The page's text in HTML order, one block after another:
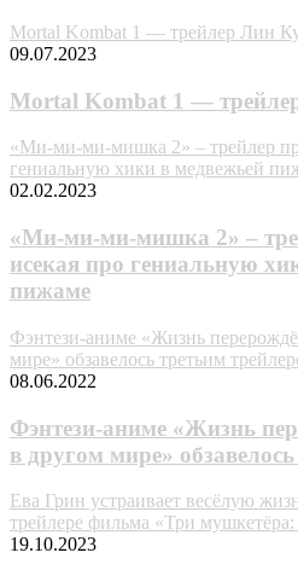
Mortal Kombat 1 — трейлер Лин
09.07.2023
Mortal Kombat 1 —
«Ми-ми-ми-мишка 2» – трейлер
гениальную хики в медвежьей
02.02.2023
«Ми-ми-ми-мишка 2» –
исекая про гениальную
пижаме
Фэнтези-аниме «Жизнь
мире» обзавелось третьим
08.06.2022
Фэнтези-аниме «Жизнь
в другом мире»
Ева Грин устраивает весёлую
трейлере фильма «Три
19.10.2023